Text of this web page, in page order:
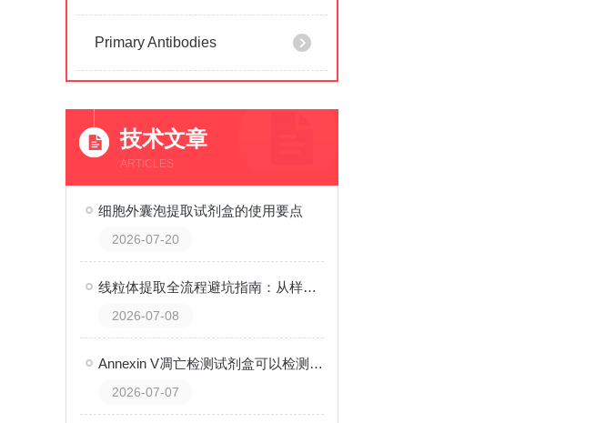
Primary Antibodies
技术文章
ARTICLES
细胞外囊泡提取试剂盒的使用要点
2026-07-20
线粒体提取全流程避坑指南：从样品预处理到纯度鉴定，零经验也能一次成功
2026-07-08
Annexin V凋亡检测试剂盒可以检测什么？
2026-07-07